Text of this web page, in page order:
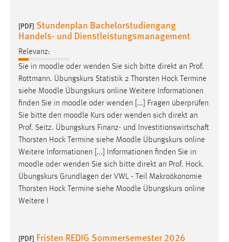
[PDF] Stundenplan Bachelorstudiengang
Handels- und Dienstleistungsmanagement
Relevanz:
Sie in moodle oder wenden Sie sich bitte direkt an Prof.
Rottmann. Übungskurs Statistik 2 Thorsten Hock Termine
siehe Moodle Übungskurs online Weitere Informationen
finden Sie in moodle oder wenden [...] Fragen überprüfen
Sie bitte den moodle Kurs oder wenden sich direkt an
Prof. Seitz. Übungskurs Finanz- und Investitionswirtschaft
Thorsten Hock Termine siehe Moodle Übungskurs online
Weitere Informationen [...] Informationen finden Sie in
moodle oder wenden Sie sich bitte direkt an Prof. Hock.
Übungskurs Grundlagen der VWL - Teil Makroökonomie
Thorsten Hock Termine siehe Moodle Übungskurs online
Weitere I
[PDF] Fristen REDIG Sommersemester 2026
Conversion-Tracking
3 Monate
Facebook Pixel
Name:
_fbp
Anbieter:
Zweck:
Conversion-Tracking
3 Monate